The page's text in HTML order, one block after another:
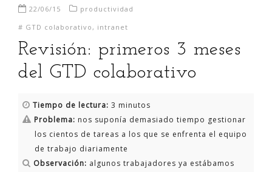
22/06/15
productividad
# GTD colaborativo , intranet
Revisión: primeros 3 meses
del GTD colaborativo
Tiempo de lectura: 3 minutos
Problema: nos suponía demasiado tiempo gestionar
los cientos de tareas a los que se enfrenta el equipo
de trabajo diariamente
Observación: algunos trabajadores ya estábamos